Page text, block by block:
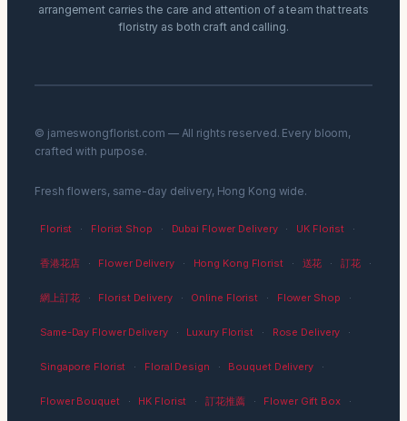
arrangement carries the care and attention of a team that treats
floristry as both craft and calling.
© jameswongflorist.com — All rights reserved. Every bloom,
crafted with purpose.
Fresh flowers, same-day delivery, Hong Kong wide.
Florist · Florist Shop · Dubai Flower Delivery · UK Florist ·
香港花店 · Flower Delivery · Hong Kong Florist · 送花 · 訂花 ·
網上訂花 · Florist Delivery · Online Florist · Flower Shop ·
Same-Day Flower Delivery · Luxury Florist · Rose Delivery ·
Singapore Florist · Floral Design · Bouquet Delivery ·
Flower Bouquet · HK Florist · 訂花推薦 · Flower Gift Box ·